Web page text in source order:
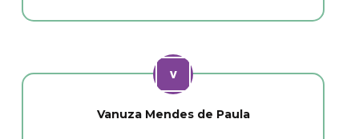
Vanuza Mendes de Paula